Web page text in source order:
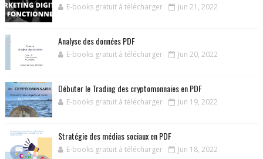
E-books gratuit à télécharger Jun 21, 2022
Analyse des données PDF
E-books gratuit à télécharger Jun 20, 2022
Débuter le Trading des cryptomonnaies en PDF
E-books gratuit à télécharger Jun 19, 2022
Stratégie des médias sociaux en PDF
E-books gratuit à télécharger Jun 18, 2022